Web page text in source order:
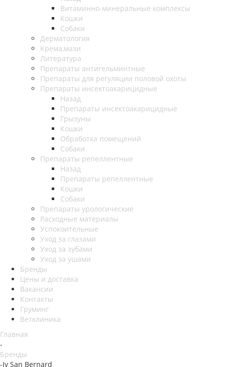
Витаминно-минеральные комплексы
Кошки
Собаки
Дерматология
Крема,мази
Литература
Препараты антигельминтные
Препараты для регуляции половой охоты
Препараты инсектоакарицидные
Назад
Препараты инсектоакарицидные
Грызуны
Кошки
Обработка помещений
Собаки
Препараты репеллентные
Назад
Препараты репеллентные
Кошки
Собаки
Препараты урологические
Расходные материалы
Успокоительные
Уход за глазами
Уход за зубами
Уход за ушами
Бренды
Цены и доставка
Вакансии
Контакты
Груминг
Ветклиника
Главная
-
Бренды
-Iv San Bernard